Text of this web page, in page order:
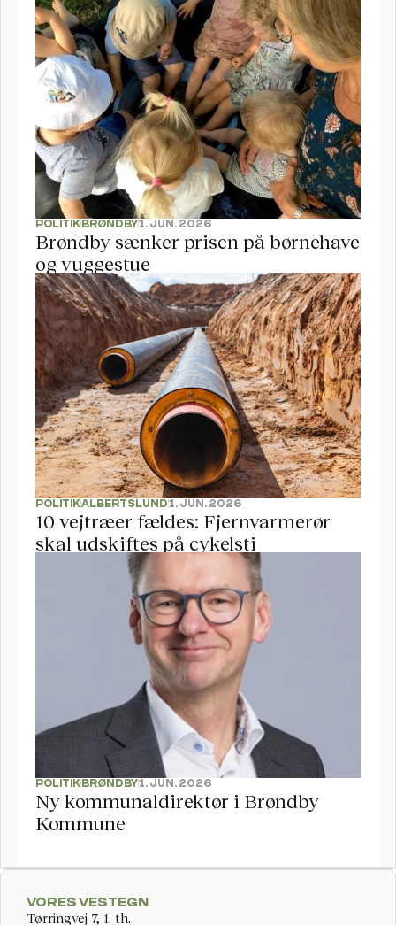
POLITIK BRØNDBY1. JUN. 2026
Brøndby sænker prisen på børnehave
og vuggestue
POLITIKALBERTSLUND1. JUN. 2026
10 vejtræer fældes: Fjernvarmerør
skal udskiftes på cykelsti
POLITIK BRØNDBY1. JUN. 2026
Ny kommunaldirektør i Brøndby
Kommune
VORES VESTEGN
Tørringvej 7, 1. th.